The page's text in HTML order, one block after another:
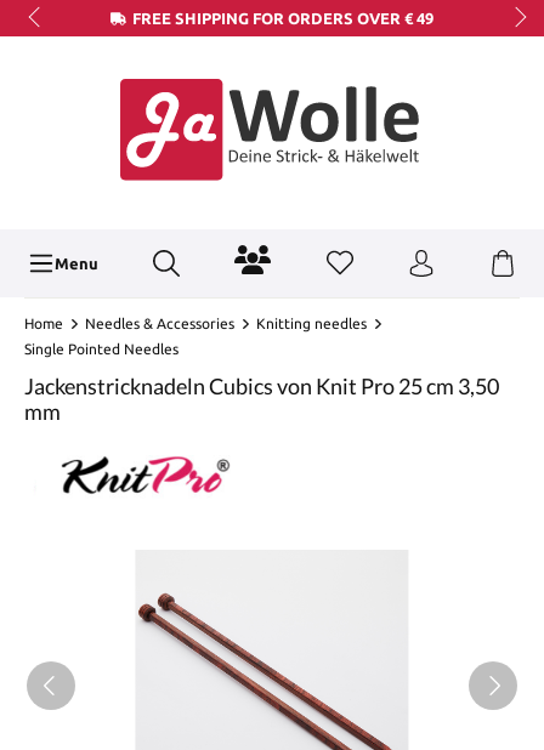
FREE SHIPPING FOR ORDERS OVER € 49
Menu
Home Needles & Accessories
Knitting needles
Single Pointed Needles
Jackenstricknadeln Cubics von Knit Pro 25 cm 3,50
mm